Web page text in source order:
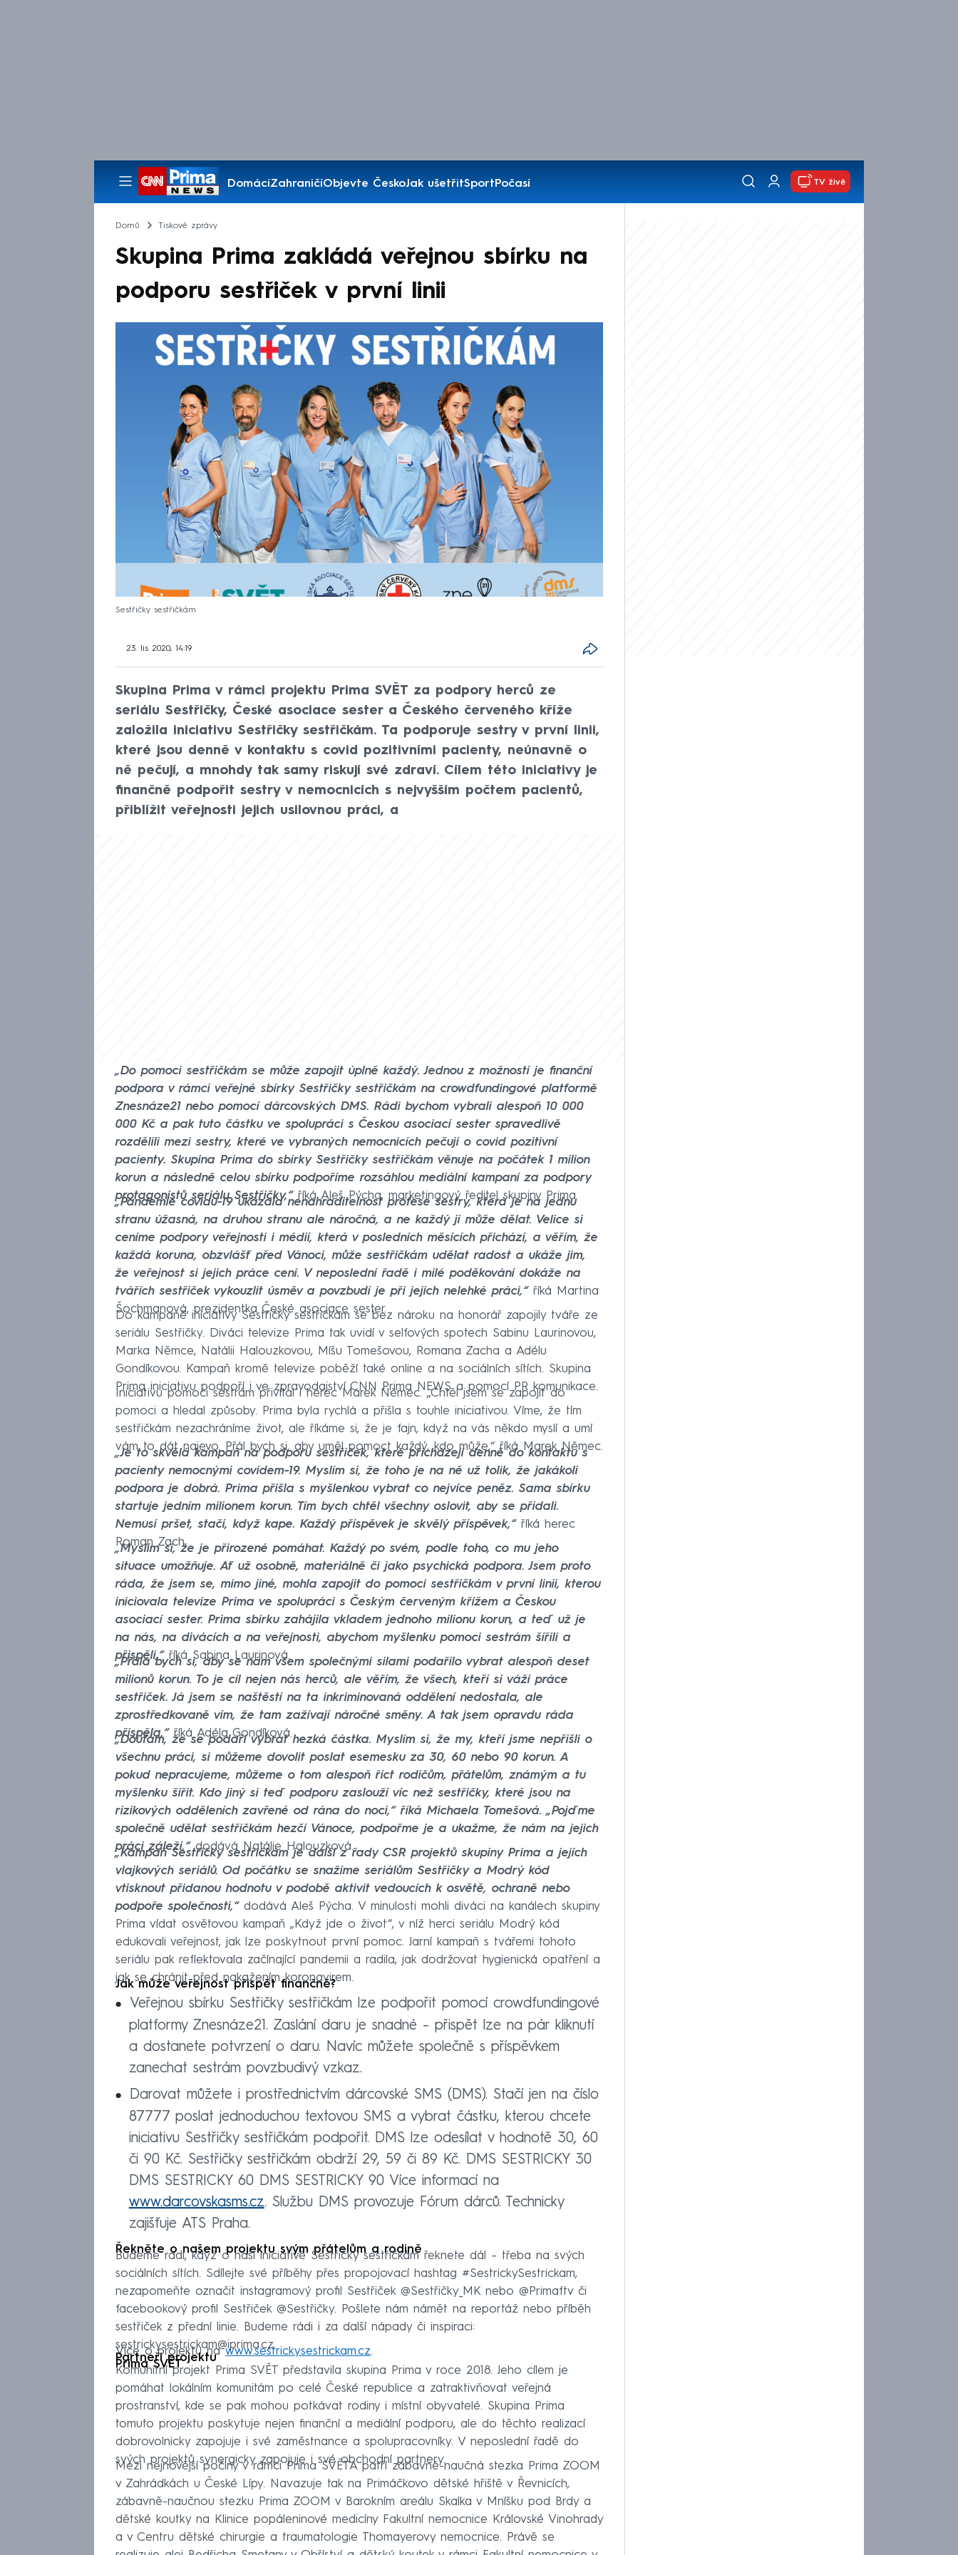
DomácíZahraničíObjevte ČeskoJak ušetřitSportPočasí
Pořady
TV živě
Domů Tiskové zprávy
Skupina Prima zakládá veřejnou sbírku na
podporu sestřiček v první linii
Sestřičky sestřičkám
23. lis 2020, 14:19
Skupina Prima v rámci projektu Prima SVĚT za podpory herců ze
seriálu Sestřičky, České asociace sester a Českého červeného kříže
založila iniciativu Sestřičky sestřičkám. Ta podporuje sestry v první linii,
které jsou denně v kontaktu s covid pozitivními pacienty, neúnavně o
ně pečují, a mnohdy tak samy riskují své zdraví. Cílem této iniciativy je
finančně podpořit sestry v nemocnicích s nejvyšším počtem pacientů,
přiblížit veřejnosti jejich usilovnou práci, a
„Do pomoci sestřičkám se může zapojit úplně každý. Jednou z možností je finanční
podpora v rámci veřejné sbírky Sestřičky sestřičkám na crowdfundingové platformě
Znesnáze21 nebo pomocí dárcovských DMS. Rádi bychom vybrali alespoň 10 000
000 Kč a pak tuto částku ve spolupráci s Českou asociací sester spravedlivě
rozdělili mezi sestry, které ve vybraných nemocnicích pečují o covid pozitivní
pacienty. Skupina Prima do sbírky Sestřičky sestřičkám věnuje na počátek 1 milion
korun a následně celou sbírku podpoříme rozsáhlou mediální kampaní za podpory
protagonistů seriálu Sestřičky,“říká Aleš Pýcha, marketingový ředitel skupiny Prima.
„Pandemie covidu-19 ukázala nenahraditelnost profese sestry, která je na jednu
stranu úžasná, na druhou stranu ale náročná, a ne každý ji může dělat. Velice si
ceníme podpory veřejnosti i médií, která v posledních měsících přichází, a věřím, že
každá koruna, obzvlášť před Vánoci, může sestřičkám udělat radost a ukáže jim,
že veřejnost si jejich práce cení. V neposlední řadě i milé poděkování dokáže na
tvářích sestřiček vykouzlit úsměv a povzbudí je při jejich nelehké práci,“ říká Martina
Šochmanová, prezidentka České asociace sester.
Do kampaně iniciativy Sestřičky sestřičkám se bez nároku na honorář zapojily tváře ze
seriálu Sestřičky. Diváci televize Prima tak uvidí v selfových spotech Sabinu Laurinovou,
Marka Němce, Natálii Halouzkovou, Míšu Tomešovou, Romana Zacha a Adélu
Gondíkovou. Kampaň kromě televize poběží také online a na sociálních sítích. Skupina
Prima iniciativu podpoří i ve zpravodajství CNN Prima NEWS a pomocí PR komunikace.
Iniciativu pomoci sestrám přivítal i herec Marek Němec. „Chtěl jsem se zapojit do
pomoci a hledal způsoby. Prima byla rychlá a přišla s touhle iniciativou. Víme, že tím
sestřičkám nezachráníme život, ale říkáme si, že je fajn, když na vás někdo myslí a umí
vám to dát najevo. Přál bych si, aby uměl pomoct každý, kdo může,“ říká Marek Němec.
„Je to skvělá kampaň na podporu sestřiček, které přicházejí denně do kontaktu s
pacienty nemocnými covidem-19. Myslím si, že toho je na ně už tolik, že jakákoli
podpora je dobrá. Prima přišla s myšlenkou vybrat co nejvíce peněz. Sama sbírku
startuje jedním milionem korun. Tím bych chtěl všechny oslovit, aby se přidali.
Nemusí pršet, stačí, když kape. Každý příspěvek je skvělý příspěvek,“říká herec
Roman Zach.
„Myslím si, že je přirozené pomáhat. Každý po svém, podle toho, co mu jeho
situace umožňuje. Ať už osobně, materiálně či jako psychická podpora. Jsem proto
ráda, že jsem se, mimo jiné, mohla zapojit do pomoci sestřičkám v první linii, kterou
iniciovala televize Prima ve spolupráci s Českým červeným křížem a Českou
asociací sester. Prima sbírku zahájila vkladem jednoho milionu korun, a teď už je
na nás, na divácích a na veřejnosti, abychom myšlenku pomoci sestrám šířili a
přispěli,“ říká Sabina Laurinová.
„Přála bych si, aby se nám všem společnými silami podařilo vybrat alespoň deset
milionů korun. To je cíl nejen nás herců, ale věřím, že všech, kteří si váží práce
sestřiček. Já jsem se naštěstí na ta inkriminovaná oddělení nedostala, ale
zprostředkovaně vím, že tam zažívají náročné směny. A tak jsem opravdu ráda
přispěla,“říká Adéla Gondíková.
„Doufám, že se podaří vybrat hezká částka. Myslím si, že my, kteří jsme nepřišli o
všechnu práci, si můžeme dovolit poslat esemesku za 30, 60 nebo 90 korun. A
pokud nepracujeme, můžeme o tom alespoň říct rodičům, přátelům, známým a tu
myšlenku šířit. Kdo jiný si teď podporu zaslouží víc než sestřičky, které jsou na
rizikových odděleních zavřené od rána do noci,“ říká Michaela Tomešová. „Pojďme
společně udělat sestřičkám hezčí Vánoce, podpořme je a ukažme, že nám na jejich
práci záleží,“dodává Natálie Halouzková.
„Kampaň Sestřičky sestřičkám je další z řady CSR projektů skupiny Prima a jejích
vlajkových seriálů. Od počátku se snažíme seriálům Sestřičky a Modrý kód
vtisknout přidanou hodnotu v podobě aktivit vedoucích k osvětě, ochraně nebo
podpoře společnosti,“ dodává Aleš Pýcha. V minulosti mohli diváci na kanálech skupiny
Prima vídat osvětovou kampaň „Když jde o život“, v níž herci seriálu Modrý kód
edukovali veřejnost, jak lze poskytnout první pomoc. Jarní kampaň s tvářemi tohoto
seriálu pak reflektovala začínající pandemii a radila, jak dodržovat hygienická opatření a
jak se chránit před nakažením koronavirem.
Jak může veřejnost přispět finančně?
Veřejnou sbírku Sestřičky sestřičkám lze podpořit pomocí crowdfundingové
platformy Znesnáze21. Zaslání daru je snadné – přispět lze na pár kliknutí
a dostanete potvrzení o daru. Navíc můžete společně s příspěvkem
zanechat sestrám povzbudivý vzkaz.
Darovat můžete i prostřednictvím dárcovské SMS (DMS). Stačí jen na číslo
87777 poslat jednoduchou textovou SMS a vybrat částku, kterou chcete
iniciativu Sestřičky sestřičkám podpořit. DMS lze odesílat v hodnotě 30, 60
či 90 Kč. Sestřičky sestřičkám obdrží 29, 59 či 89 Kč. DMS SESTRICKY 30
DMS SESTRICKY 60 DMS SESTRICKY 90 Více informací na
www.darcovskasms.cz. Službu DMS provozuje Fórum dárců. Technicky
zajišťuje ATS Praha.
Řekněte o našem projektu svým přátelům a rodině
Budeme rádi, když o naší iniciativě Sestřičky sestřičkám řeknete dál – třeba na svých
sociálních sítích. Sdílejte své příběhy přes propojovací hashtag #SestrickySestrickam,
nezapomeňte označit instagramový profil Sestřiček @Sestřičky_MK nebo @Primaftv či
facebookový profil Sestřiček @Sestřičky. Pošlete nám námět na reportáž nebo příběh
sestřiček z přední linie. Budeme rádi i za další nápady či inspiraci:
sestrickysestrickam@iprima.cz.
Více o projektu nawww.sestrickysestrickam.cz.
Partneři projektu
Prima SVĚT
Komunitní projekt Prima SVĚT představila skupina Prima v roce 2018. Jeho cílem je
pomáhat lokálním komunitám po celé České republice a zatraktivňovat veřejná
prostranství, kde se pak mohou potkávat rodiny i místní obyvatelé. Skupina Prima
tomuto projektu poskytuje nejen finanční a mediální podporu, ale do těchto realizací
dobrovolnicky zapojuje i své zaměstnance a spolupracovníky. V neposlední řadě do
svých projektů synergicky zapojuje i své obchodní partnery.
Mezi nejnovější počiny v rámci Prima SVĚTA patří zábavně-naučná stezka Prima ZOOM
v Zahrádkách u České Lípy. Navazuje tak na Primáčkovo dětské hřiště v Řevnicích,
zábavně-naučnou stezku Prima ZOOM v Barokním areálu Skalka v Mníšku pod Brdy a
dětské koutky na Klinice popáleninové medicíny Fakultní nemocnice Královské Vinohrady
a v Centru dětské chirurgie a traumatologie Thomayerovy nemocnice. Právě se